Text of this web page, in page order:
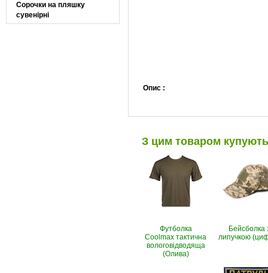
Сорочки на пляшку
сувенірні
Опис :
З цим товаром купують
Футболка
Coolmax тактична
вологовiдводяща
(Олива)
Бейсболка
липучкою